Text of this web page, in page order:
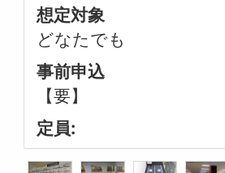
想定対象
どなたでも
事前申込
【要】
定員: